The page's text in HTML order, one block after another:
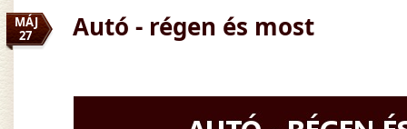
MÁJ
27
Autó - régen és most